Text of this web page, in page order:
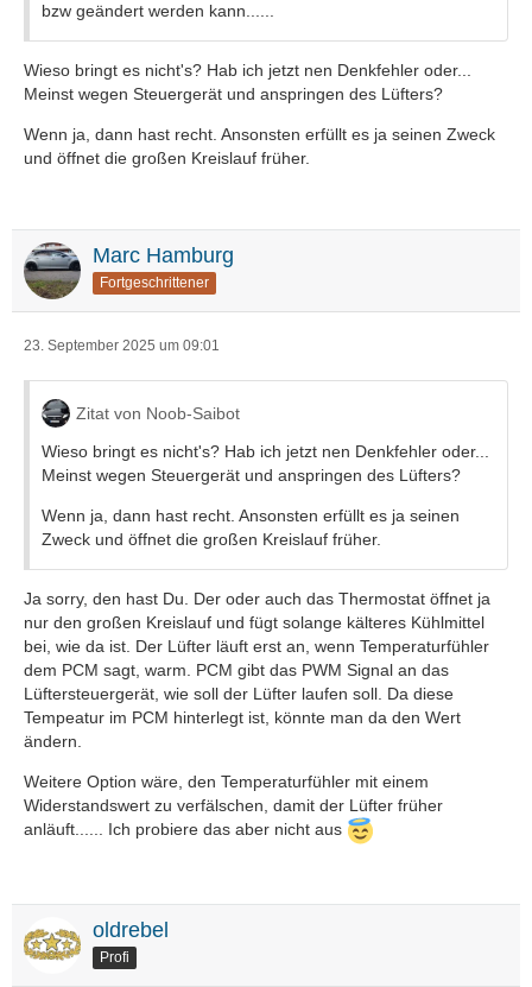
bzw geändert werden kann......
Wieso bringt es nicht's? Hab ich jetzt nen Denkfehler oder...
Meinst wegen Steuergerät und anspringen des Lüfters?
Wenn ja, dann hast recht. Ansonsten erfüllt es ja seinen Zweck
und öffnet die großen Kreislauf früher.
Marc Hamburg
Fortgeschrittener
23. September 2025 um 09:01
Zitat von Noob-Saibot
Wieso bringt es nicht's? Hab ich jetzt nen Denkfehler oder...
Meinst wegen Steuergerät und anspringen des Lüfters?
Wenn ja, dann hast recht. Ansonsten erfüllt es ja seinen
Zweck und öffnet die großen Kreislauf früher.
Ja sorry, den hast Du. Der oder auch das Thermostat öffnet ja
nur den großen Kreislauf und fügt solange kälteres Kühlmittel
bei, wie da ist. Der Lüfter läuft erst an, wenn Temperaturfühler
dem PCM sagt, warm. PCM gibt das PWM Signal an das
Lüftersteuergerät, wie soll der Lüfter laufen soll. Da diese
Tempeatur im PCM hinterlegt ist, könnte man da den Wert
ändern.
Weitere Option wäre, den Temperaturfühler mit einem
Widerstandswert zu verfälschen, damit der Lüfter früher
anläuft...... Ich probiere das aber nicht aus
oldrebel
Profi